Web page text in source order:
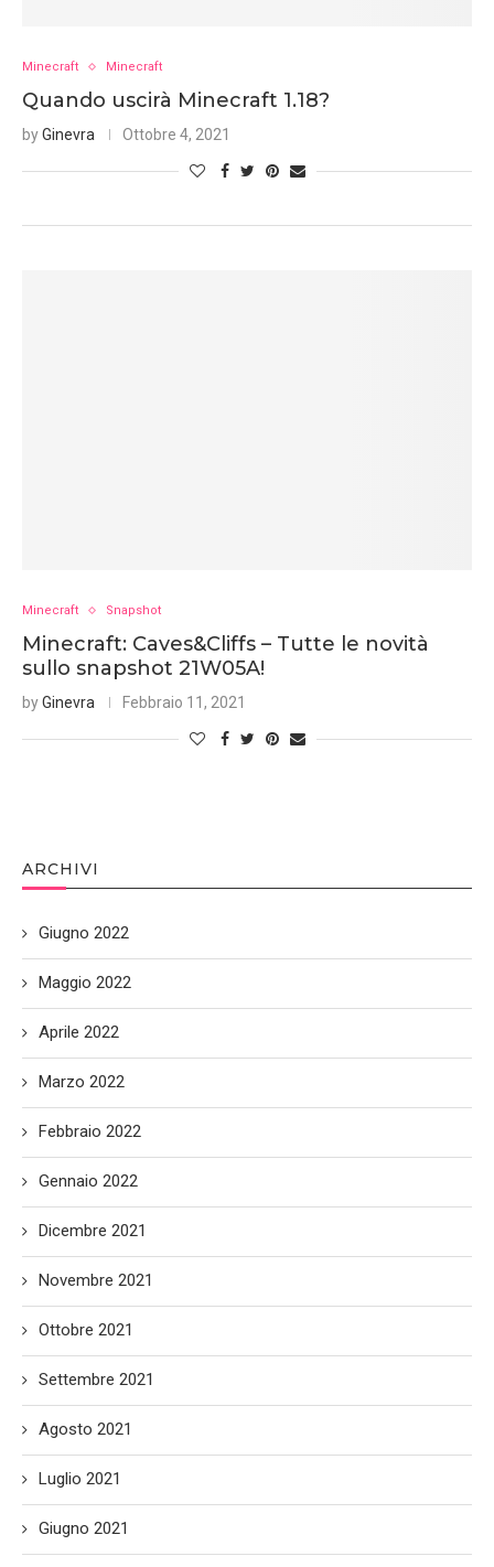
Minecraft Minecraft
Quando uscirà Minecraft 1.18?
byGinevra Ottobre 4, 2021
Minecraft Snapshot
Minecraft: Caves&Cliffs – Tutte le novità
sullo snapshot 21W05A!
byGinevra Febbraio 11, 2021
ARCHIVI
Giugno 2022
Maggio 2022
Aprile 2022
Marzo 2022
Febbraio 2022
Gennaio 2022
Dicembre 2021
Novembre 2021
Ottobre 2021
Settembre 2021
Agosto 2021
Luglio 2021
Giugno 2021